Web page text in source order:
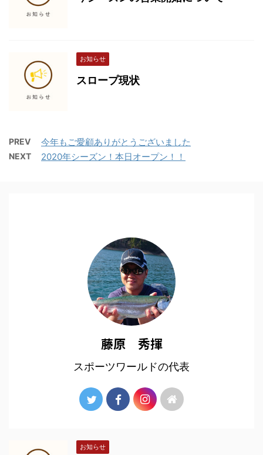
お知らせ
スロープ現状
PREV 今年もご愛顧ありがとうございました
NEXT 2020年シーズン！本日オープン！！
藤原 秀揮
スポーツワールドの代表
お知らせ